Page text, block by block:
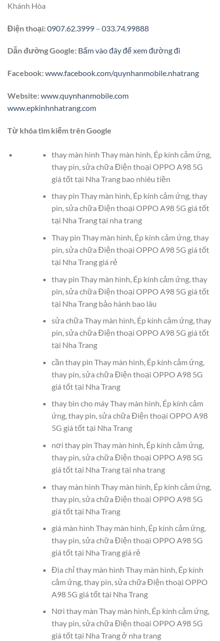
Khánh Hòa
Điện thoại:0907.62.3999 – 033.74.99888
Dẫn đường Google: Bấm vào đây để xem đường đi
Facebook:www.facebook.com/quynhanmobile.nhatrang
Website:www.quynhanmobile.com
www.epkinhnhatrang.com
Từ khóa tìm kiếm trên Google
thay màn hình Thay màn hình, Ép kính cảm ứng,
thay pin, sửa chữa Điện thoại OPPO A98 5G
giá tốt tại Nha Trang bao nhiêu tiền
thay pin Thay màn hình, Ép kính cảm ứng, thay
pin, sửa chữa Điện thoại OPPO A98 5G giá tốt
tại Nha Trang tại nha trang
Thay pin Thay màn hình, Ép kính cảm ứng, thay
pin, sửa chữa Điện thoại OPPO A98 5G giá tốt
tại Nha Trang giá rẻ
thay pin Thay màn hình, Ép kính cảm ứng, thay
pin, sửa chữa Điện thoại OPPO A98 5G giá tốt
tại Nha Trang bảo hành bao lâu
sửa chữa Thay màn hình, Ép kính cảm ứng, thay
pin, sửa chữa Điện thoại OPPO A98 5G giá tốt
tại Nha Trang
cần thay pin Thay màn hình, Ép kính cảm ứng,
thay pin, sửa chữa Điện thoại OPPO A98 5G
giá tốt tại Nha Trang
thay bin cho máy Thay màn hình, Ép kính cảm
ứng, thay pin, sửa chữa Điện thoại OPPO A98
5G giá tốt tại Nha Trang
nơi thay pin Thay màn hình, Ép kính cảm ứng,
thay pin, sửa chữa Điện thoại OPPO A98 5G
giá tốt tại Nha Trang tại nha trang
thay màn hình Thay màn hình, Ép kính cảm ứng,
thay pin, sửa chữa Điện thoại OPPO A98 5G
giá tốt tại Nha Trang
giá màn hình Thay màn hình, Ép kính cảm ứng,
thay pin, sửa chữa Điện thoại OPPO A98 5G
giá tốt tại Nha Trang giá rẻ
Địa chỉ thay màn hình Thay màn hình, Ép kính
cảm ứng, thay pin, sửa chữa Điện thoại OPPO
A98 5G giá tốt tại Nha Trang
Nơi thay màn Thay màn hình, Ép kính cảm ứng,
thay pin, sửa chữa Điện thoại OPPO A98 5G
giá tốt tại Nha Trang ở nha trang